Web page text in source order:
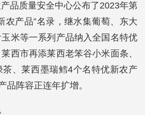
品质量安全中心公布了2023年第
农产品”名录，继水集葡萄、东大
米等一系列产品纳入全国名特优
西市再添莱西老笨谷小米面条、
、莱西墨瑞鳕4个名特优新农产
品阵容正连年扩增。